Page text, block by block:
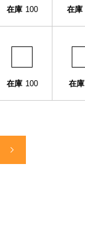
在庫 100 在庫
在庫 100 在庫